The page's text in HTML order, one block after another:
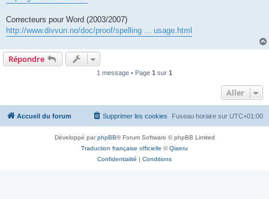
s
g
e
Correcteurs pour Word (2003/2007)
http://www.divvun.no/doc/proof/spelling ... usage.html
Répondre
1 message • Page 1 sur 1
Aller
Accueil du forum Fuseau horaire sur UTC+01:00
Supprimer les cookies
Développé parphpBB® Forum Software © phpBB Limited
Traduction française officielle ©Qiaeru
Confidentialité | Conditions